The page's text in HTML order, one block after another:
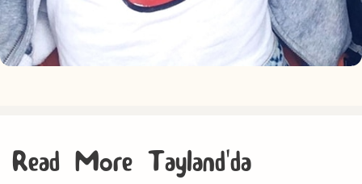
Read More Tayland'da